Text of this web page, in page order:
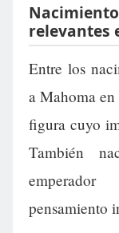
relevantes
Entre los
a Mahoma
figura cuyo
También
pensamiento